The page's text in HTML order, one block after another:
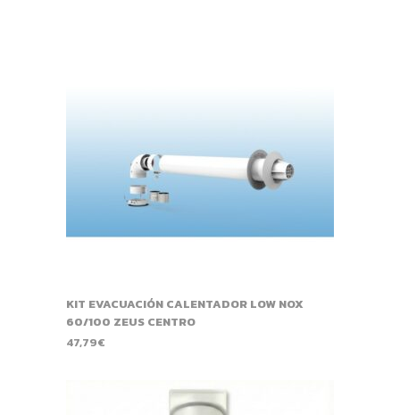
KIT EVACUACIÓN CALENTADOR LOW NOX
60/100 ZEUS CENTRO
47,79€